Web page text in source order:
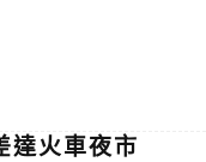
達火車夜市